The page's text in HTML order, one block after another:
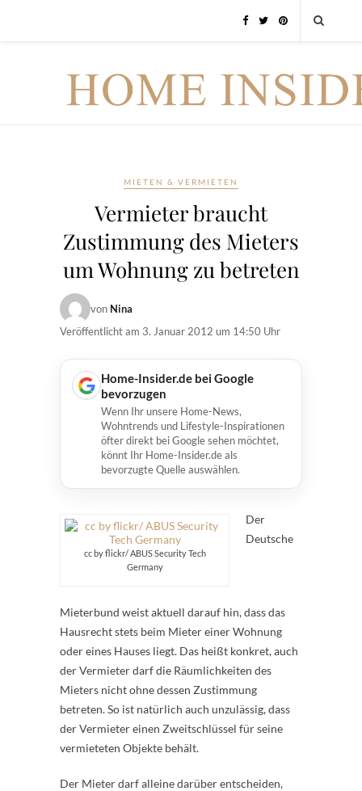
MIETEN & VERMIETEN
Vermieter braucht
Zustimmung des Mieters
um Wohnung zu betreten
von Nina
Veröffentlicht am 3. Januar 2012 um 14:50 Uhr
Home-Insider.de bei Google
bevorzugen
Wenn Ihr unsere Home-News,
Wohntrends und Lifestyle-Inspirationen
öfter direkt bei Google sehen möchtet,
könnt Ihr Home-Insider.de als
bevorzugte Quelle auswählen.
cc by flickr/ ABUS Security Tech
Germany
Der
Deutsche
Mieterbund weist aktuell darauf hin, dass das
Hausrecht stets beim Mieter einer Wohnung
oder eines Hauses liegt. Das heißt konkret, auch
der Vermieter darf die Räumlichkeiten des
Mieters nicht ohne dessen Zustimmung
betreten. So ist natürlich auch unzulässig, dass
der Vermieter einen Zweitschlüssel für seine
vermieteten Objekte behält.
Der Mieter darf alleine darüber entscheiden,